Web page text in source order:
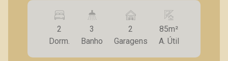
lavabo; - Sala 02 ambientes; - Cozinha; -
Lavanderia; - Varanda gourmet; - Laje técnica; -2
vagas de garagem . * Entrega prevista para
Dezembro de 2025 * Consultar valores
atualizados e unidades disponíveis.
2
Dorm.
3
Banho
2
Garagens
85m²
A. Útil